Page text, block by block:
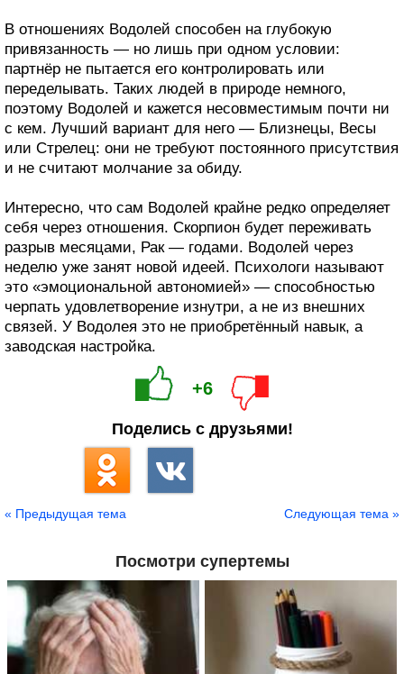
В отношениях Водолей способен на глубокую
привязанность — но лишь при одном условии:
партнёр не пытается его контролировать или
переделывать. Таких людей в природе немного,
поэтому Водолей и кажется несовместимым почти ни
с кем. Лучший вариант для него — Близнецы, Весы
или Стрелец: они не требуют постоянного присутствия
и не считают молчание за обиду.
Интересно, что сам Водолей крайне редко определяет
себя через отношения. Скорпион будет переживать
разрыв месяцами, Рак — годами. Водолей через
неделю уже занят новой идеей. Психологи называют
это «эмоциональной автономией» — способностью
черпать удовлетворение изнутри, а не из внешних
связей. У Водолея это не приобретённый навык, а
заводская настройка.
+6
Поделись с друзьями!
« Предыдущая тема Следующая тема »
Посмотри супертемы